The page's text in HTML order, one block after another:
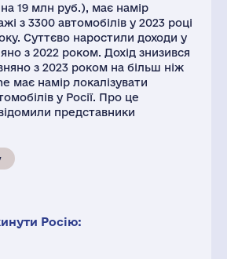
19 млн руб.), має намір
з 3300 автомобілів у 2023 році
Суттєво наростили доходи у
з 2022 роком. Дохід знизився
з 2023 роком на більш ніж
має намір локалізувати
у Росії. Про це
представники
Росію: